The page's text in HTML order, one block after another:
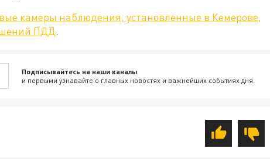
камеры наблюдения, установленные в Кемерове,
ПДД.
Подписывайтесь на наши каналы
и первыми узнавайте о главных новостях и важнейших событиях дня.